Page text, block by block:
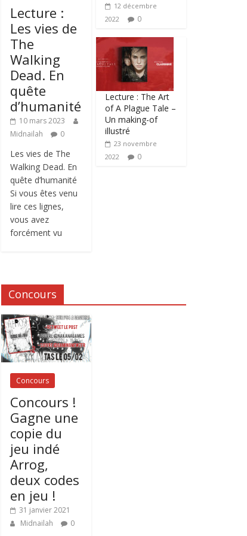
Lecture :
Les vies de
The
Walking
Dead. En
quête
d’humanité
10 mars 2023
Midnailah
0
Les vies de The
Walking Dead. En
quête d’humanité
Si vous êtes venu
lire ces lignes,
vous avez
forcément vu
12 décembre
2022
0
Lecture : The Art
of A Plague Tale –
Un making-of
illustré
23 novembre
2022
0
Concours
Concours
Concours !
Gagne une
copie du
jeu indé
Arrog,
deux codes
en jeu !
31 janvier 2021
Midnailah
0